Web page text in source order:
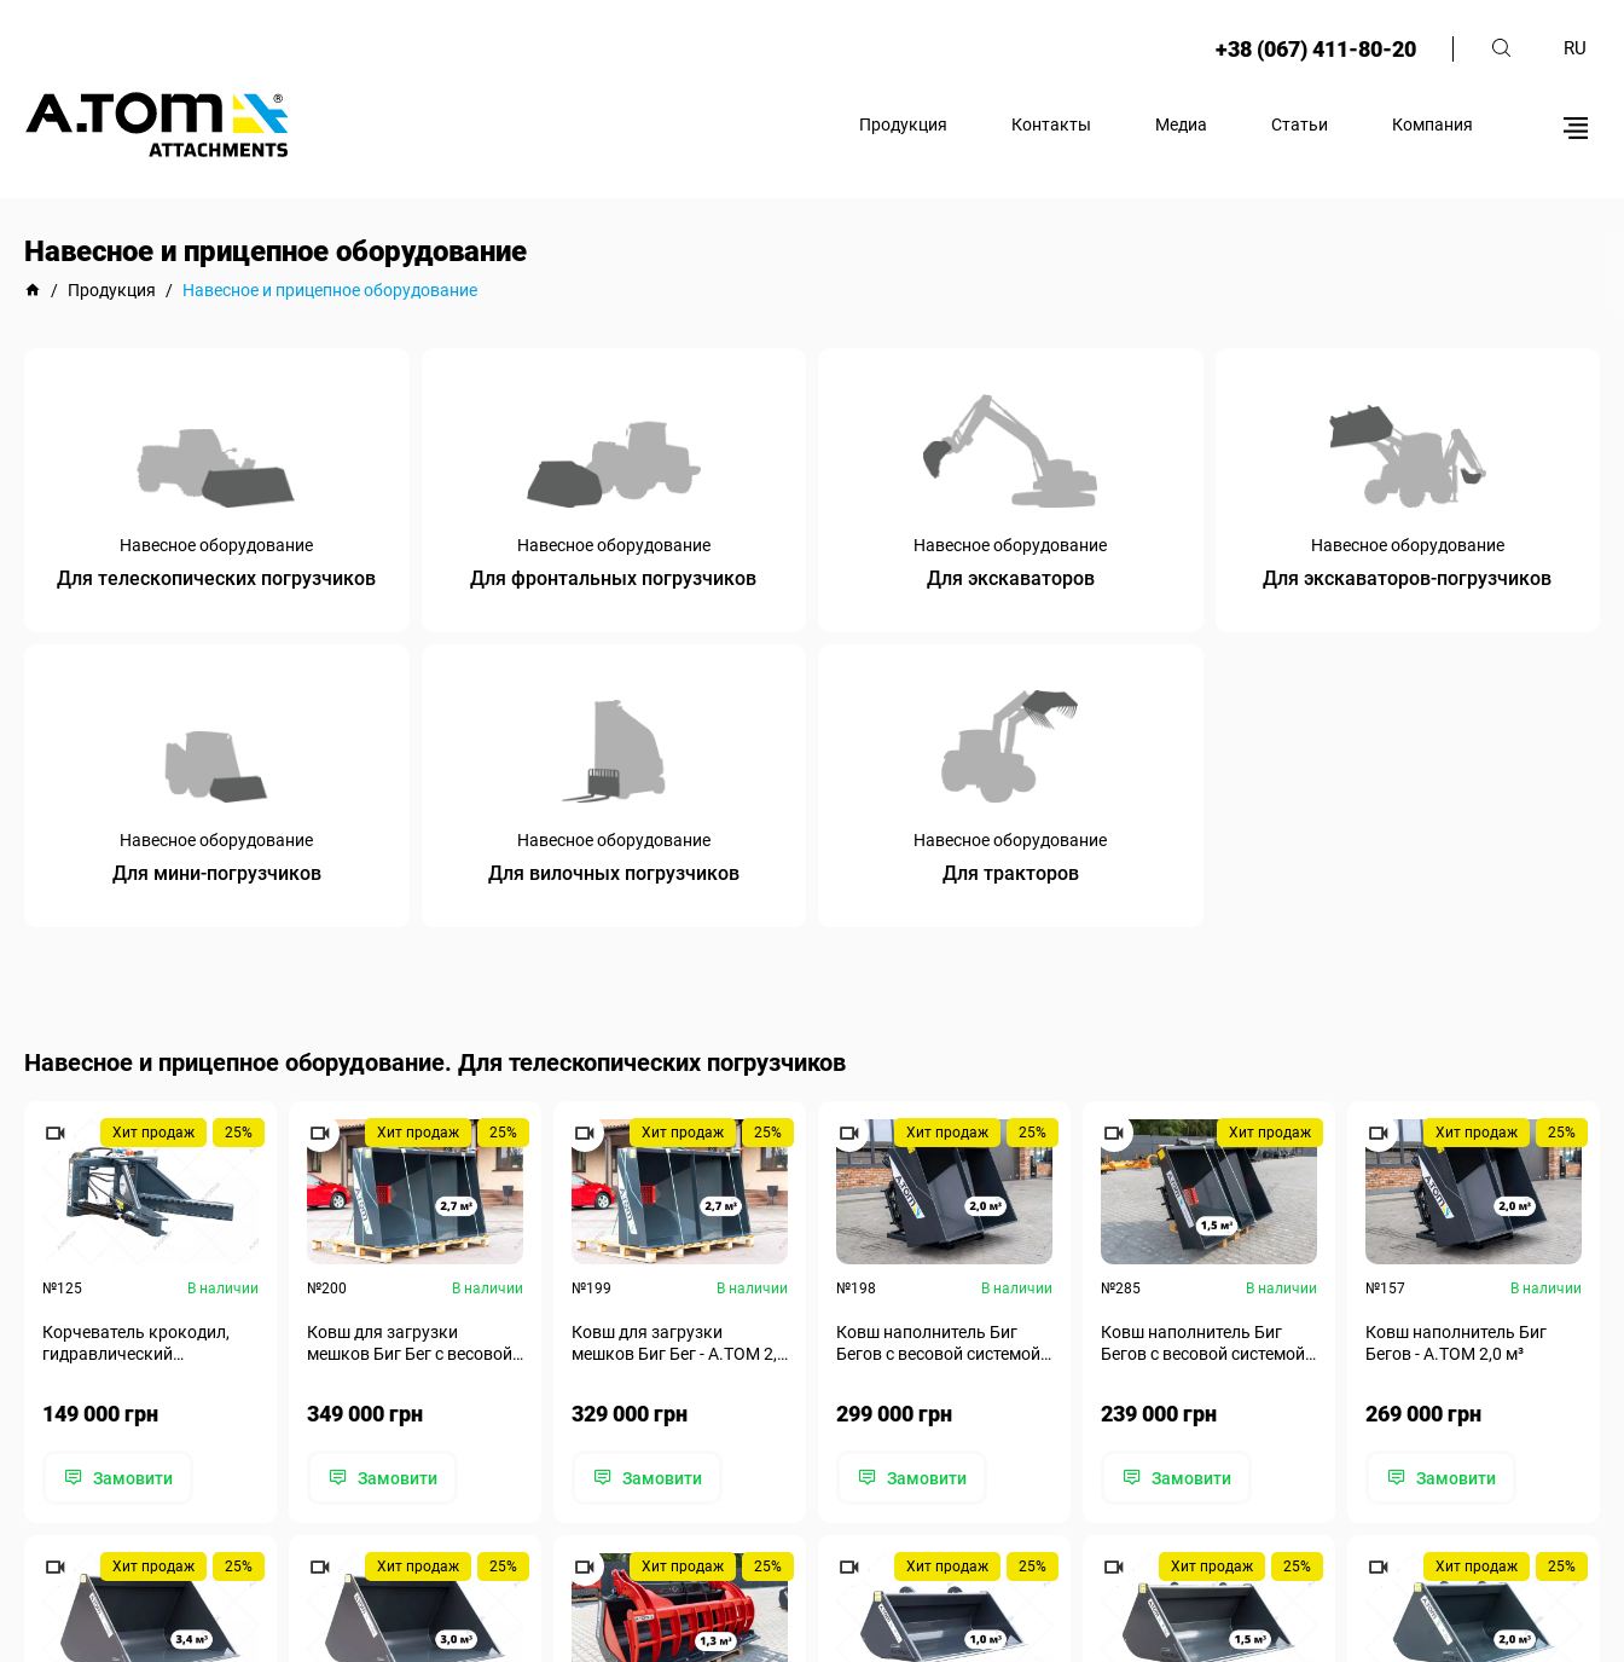
+38 (067) 411-80-20 RU
Продукция Контакты Медиа Статьи Компания
Навесное и прицепное оборудование
/ Продукция / Навесное и прицепное оборудование
Навесное оборудование
Для телескопических погрузчиков
Навесное оборудование
Для фронтальных погрузчиков
Навесное оборудование
Для экскаваторов
Навесное оборудование
Для экскаваторов-погрузчиков
Навесное оборудование
Для мини-погрузчиков
Навесное оборудование
Для вилочных погрузчиков
Навесное оборудование
Для тракторов
Навесное и прицепное оборудование. Для телескопических погрузчиков
Хит продаж 25%
№125 В наличии
Корчеватель крокодил,
гидравлический
149 000 грн
Замовити
Хит продаж 25%
№200 В наличии
Ковш для загрузки
мешков Биг Бег с весовой
349 000 грн
Замовити
Хит продаж 25%
№199 В наличии
Ковш для загрузки
мешков Биг Бег - А.ТОМ 2,7
329 000 грн
Замовити
Хит продаж 25%
№198 В наличии
Ковш наполнитель Биг
Бегов с весовой системой -
299 000 грн
Замовити
Хит продаж
№285 В наличии
Ковш наполнитель Биг
Бегов с весовой системой -
239 000 грн
Замовити
Хит продаж 25%
№157 В наличии
Ковш наполнитель Биг
Бегов - А.ТОМ 2,0 м³
269 000 грн
Замовити
Хит продаж 25% Хит продаж 25% Хит продаж 25% Хит продаж 25% Хит продаж 25% Хит продаж 25%